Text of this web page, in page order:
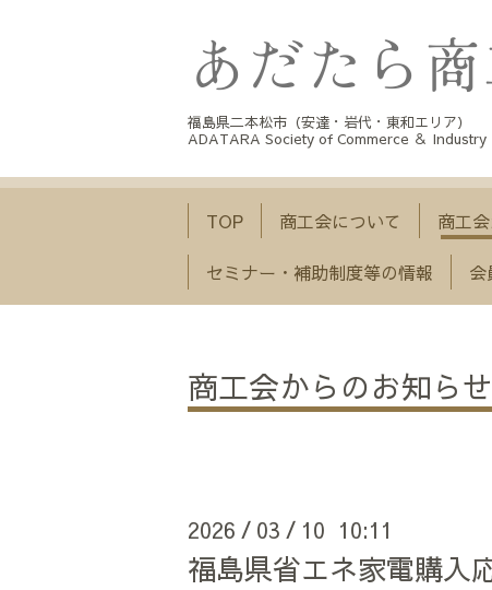
福島県二本松市（安達・岩代・東和エリア）
ADATARA Society of Commerce ＆ Industry
TOP 商工会について 商工
セミナー・補助制度等の情報 会
商工会からのお知らせ
2026 / 03 / 10 10:11
福島県省エネ家電購入